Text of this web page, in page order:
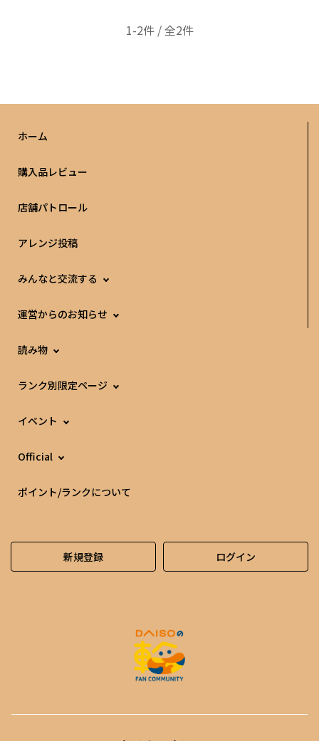
1-2件 / 全2件
ホーム
購入品レビュー
店舗パトロール
アレンジ投稿
みんなと交流する
運営からのお知らせ
読み物
ランク別限定ページ
イベント
Official
ポイント/ランクについて
新規登録 ログイン